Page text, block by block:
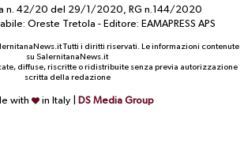
n. 42/20 del 29/1/2020, RG n.144/2020
Oreste Tretola - Editore: EAMAPRESS APS
Tutti i diritti riservati. Le informazioni contenute
su SalernitanaNews.it
diffuse, riscritte o ridistribuite senza previa autorizzazione
scritta della redazione
with in Italy | DS Media Group